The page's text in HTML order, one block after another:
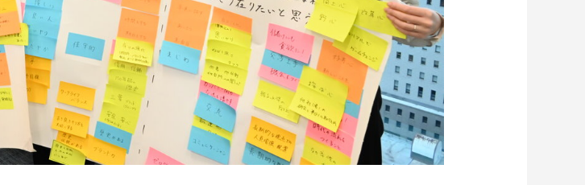
特集：技術の力で未来をつくる
特集：カーボンニュートラルに挑む
を、クリーンにつくり出す 特集：限りある金属資源を、未来につなぐ。
Electrolytic copper Carbon neutrality Our Values 資源循環 リサイクル